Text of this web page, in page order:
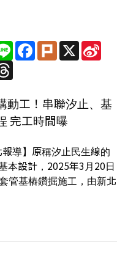
Line Facebook
PlurkX
Threads
動工！串聯汐止、基
完工時間曝
報導】原稱汐止民生線的
本設計，2025年3月20日
管基樁鑽掘施工，由新北